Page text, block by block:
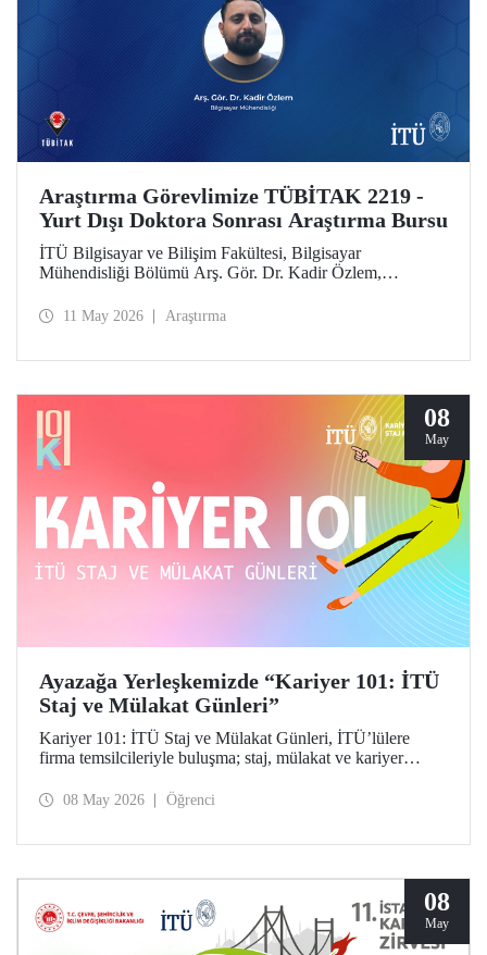
Araştırma Görevlimize TÜBİTAK 2219 -
Yurt Dışı Doktora Sonrası Araştırma Bursu
İTÜ Bilgisayar ve Bilişim Fakültesi, Bilgisayar
Mühendisliği Bölümü Arş. Gör. Dr. Kadir Özlem,
Burs Programı kapsamında desteklenmeye layık görüldü.
11 May 2026 Araştırma
08
May
Ayazağa Yerleşkemizde “Kariyer 101: İTÜ
Staj ve Mülakat Günleri”
Kariyer 101: İTÜ Staj ve Mülakat Günleri, İTÜ’lülere
firma temsilcileriyle buluşma; staj, mülakat ve kariyer
08 May 2026 Öğrenci
08
May